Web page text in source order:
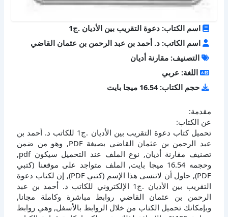
اسم الكتاب: دعوة التقريب بين الأديان .ج1
اسم الكاتب: د. أحمد بن عبد الرحمن بن عثمان القاضي
التصنيف: مقارنة أديان
اللغة: عربي
حجم الكتاب: 16.54 ميجا بايت
مقدمة:
عن الكتاب:
تحميل كتاب دعوة التقريب بين الأديان .ج1 للكاتب د. أحمد بن
عبد الرحمن بن عثمان القاضي بصيغة PDF, وهو من ضمن
تصنيف مقارنة أديان, نوع الملف عند التحميل سيكون pdf,
وحجمه 16.54 ميجا بايت, الملف متواجد على موقعنا (كتبي
PDF), حاول أن لاتنسى هذا الإسم (كتبي PDF), إن لكتاب دعوة
التقريب بين الأديان .ج1 الإلكتروني للكاتب د. أحمد بن عبد
الرحمن بن عثمان القاضي روابط مباشرة وكاملة مجانا,
وبإمكانك تحميل الكتاب من خلال الروابط بالأسفل, وهي روابط